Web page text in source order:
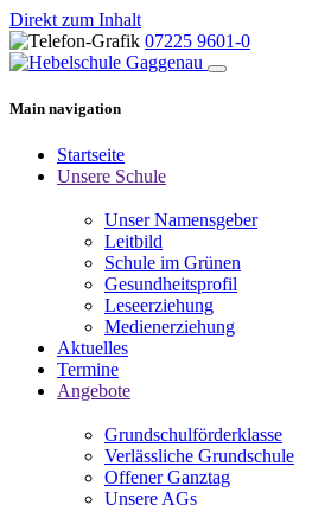
Direkt zum Inhalt
07225 9601-0
Main navigation
Startseite
Unsere Schule
Unser Namensgeber
Leitbild
Schule im Grünen
Gesundheitsprofil
Leseerziehung
Medienerziehung
Aktuelles
Termine
Angebote
Grundschulförderklasse
Verlässliche Grundschule
Offener Ganztag
Unsere AGs